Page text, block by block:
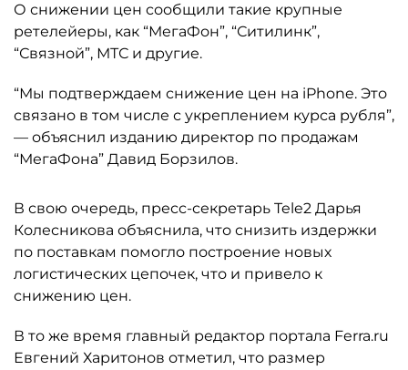
О снижении цен сообщили такие крупные
ретелейеры, как “МегаФон”, “Ситилинк”,
“Связной”, МТС и другие.
“Мы подтверждаем снижение цен на iPhone. Это
связано в том числе с укреплением курса рубля”,
— объяснил изданию директор по продажам
“МегаФона” Давид Борзилов.
В свою очередь, пресс-секретарь Tele2 Дарья
Колесникова объяснила, что снизить издержки
по поставкам помогло построение новых
логистических цепочек, что и привело к
снижению цен.
В то же время главный редактор портала Ferra.ru
Евгений Харитонов отметил, что размер